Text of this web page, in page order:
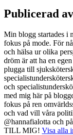
Publicerad av
Min blogg startades i
fokus på mode. För
och hälsa ur olika
dröm är att ha en
plugga till
och
med mig här på
fokus på ren
och vad vill våra
@hannafialotta och
TILL MIG! Visa alla